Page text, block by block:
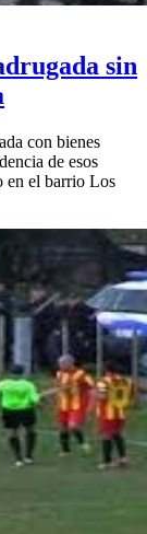
sin
con bienes
de esos
en el barrio Los